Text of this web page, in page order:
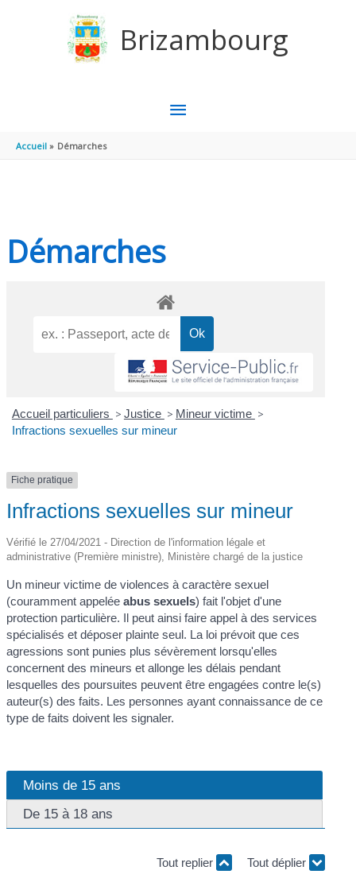
Brizambourg
MENU
Accueil Démarches
Démarches
Accueil particuliers > Justice > Mineur victime >
Infractions sexuelles sur mineur
Fiche pratique
Infractions sexuelles sur mineur
Vérifié le 27/04/2021 - Direction de l'information légale et
administrative (Première ministre), Ministère chargé de la justice
Un mineur victime de violences à caractère sexuel
(couramment appeléeabus sexuels) fait l'objet d'une
protection particulière. Il peut ainsi faire appel à des services
spécialisés et déposer plainte seul. La loi prévoit que ces
agressions sont punies plus sévèrement lorsqu'elles
concernent des mineurs et allonge les délais pendant
lesquelles des poursuites peuvent être engagées contre le(s)
auteur(s) des faits. Les personnes ayant connaissance de ce
type de faits doivent les signaler.
Moins de 15 ans
De 15 à 18 ans
Tout replier Tout déplier